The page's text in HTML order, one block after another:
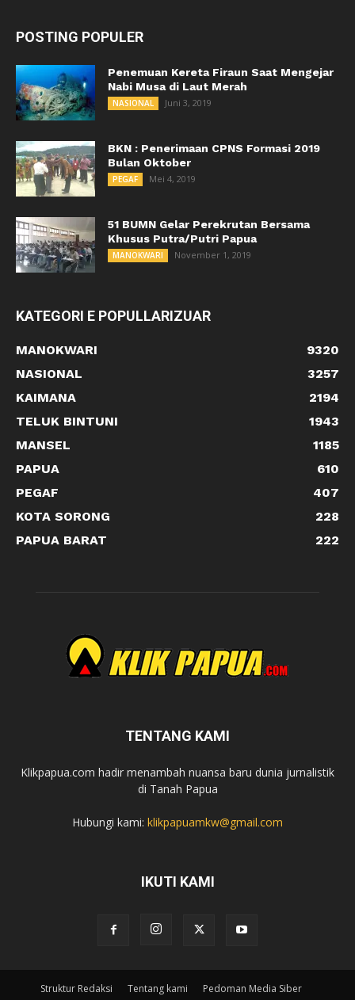
POSTING POPULER
Penemuan Kereta Firaun Saat Mengejar
Nabi Musa di Laut Merah
NASIONAL Juni 3, 2019
BKN : Penerimaan CPNS Formasi 2019
Bulan Oktober
PEGAF Mei 4, 2019
51 BUMN Gelar Perekrutan Bersama
Khusus Putra/Putri Papua
MANOKWARI November 1, 2019
KATEGORI E POPULLARIZUAR
MANOKWARI
9320
NASIONAL
3257
KAIMANA
2194
TELUK BINTUNI
1943
MANSEL
1185
PAPUA
610
PEGAF
407
KOTA SORONG
228
PAPUA BARAT
222
TENTANG KAMI
Klikpapua.com hadir menambah nuansa baru dunia jurnalistik
di Tanah Papua
Hubungi kami: klikpapuamkw@gmail.com
IKUTI KAMI
Struktur Redaksi Tentang kami
Pedoman Media Siber